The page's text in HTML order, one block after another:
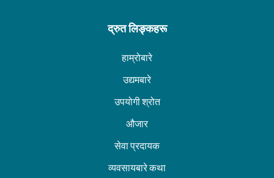
द्रुत लिङ्कहरू
हाम्रोबारे
उद्यमबारे
उपयोगी श्रोत
औजार
सेवा प्रदायक
व्यवसायबारे कथा